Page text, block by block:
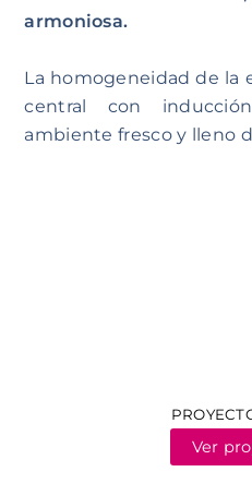
armoniosa.
La homogeneidad de la
central con
ambiente fresco y lleno
Ver